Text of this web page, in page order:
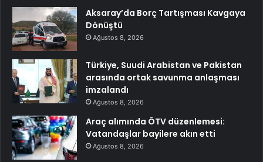
Aksaray’da Borç Tartışması Kavgaya
Dönüştü
Ağustos 8, 2026
Türkiye, Suudi Arabistan ve Pakistan
arasında ortak savunma anlaşması
imzalandı
Ağustos 8, 2026
Araç alımında ÖTV düzenlemesi:
Vatandaşlar bayilere akın etti
Ağustos 8, 2026